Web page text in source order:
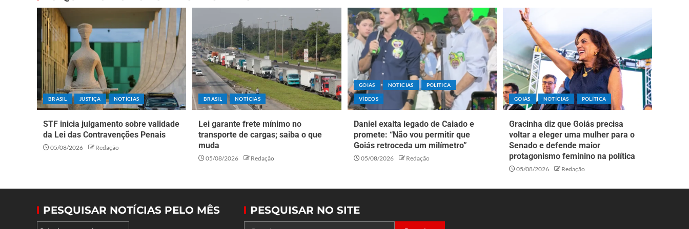
BRASIL JUSTIÇA NOTÍCIAS
STF inicia julgamento sobre validade
da Lei das Contravenções Penais
05/08/2026 Redação
BRASIL NOTÍCIAS
Lei garante frete mínimo no
transporte de cargas; saiba o que
muda
05/08/2026 Redação
GOIÁS NOTÍCIAS POLÍTICA
VÍDEOS
Daniel exalta legado de Caiado e
promete: “Não vou permitir que
Goiás retroceda um milímetro”
05/08/2026 Redação
GOIÁS NOTÍCIAS POLÍTICA
Gracinha diz que Goiás precisa
voltar a eleger uma mulher para o
Senado e defende maior
protagonismo feminino na política
05/08/2026 Redação
PESQUISAR NOTÍCIAS PELO MÊS PESQUISAR NO SITE